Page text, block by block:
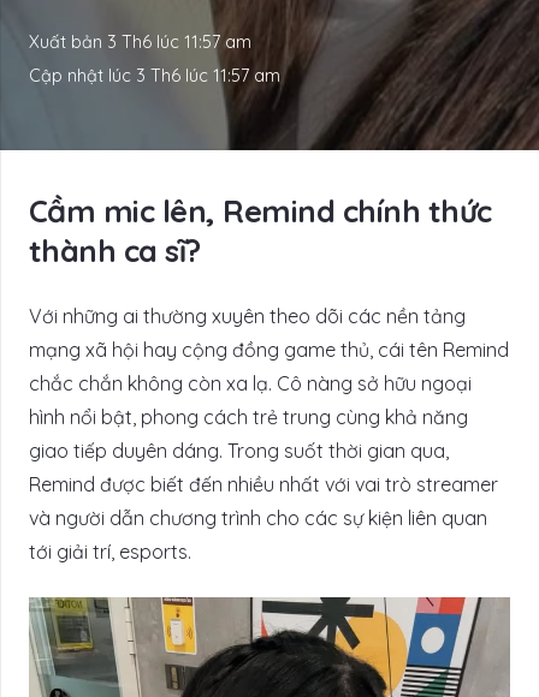
Xuất bản 3 Th6 lúc 11:57 am
Cập nhật lúc 3 Th6 lúc 11:57 am
Cầm mic lên, Remind chính thức
thành ca sĩ?
Với những ai thường xuyên theo dõi các nền tảng
mạng xã hội hay cộng đồng game thủ, cái tên Remind
chắc chắn không còn xa lạ. Cô nàng sở hữu ngoại
hình nổi bật, phong cách trẻ trung cùng khả năng
giao tiếp duyên dáng. Trong suốt thời gian qua,
Remind được biết đến nhiều nhất với vai trò streamer
và người dẫn chương trình cho các sự kiện liên quan
tới giải trí, esports.